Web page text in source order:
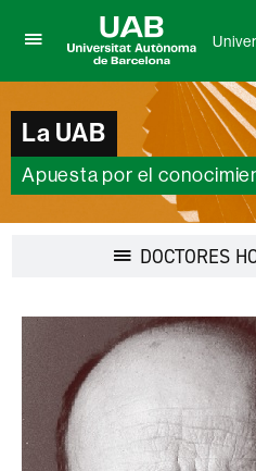
aquí
desplegar
el
menú
de
Autònoma
Autònoma
de
Barcelona
La UAB
Apuesta por el
DOCTORES